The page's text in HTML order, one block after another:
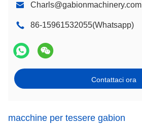
Charls@gabionmachinery.com
86-15961532055(Whatsapp)
Contattaci ora
macchine per tessere gabion